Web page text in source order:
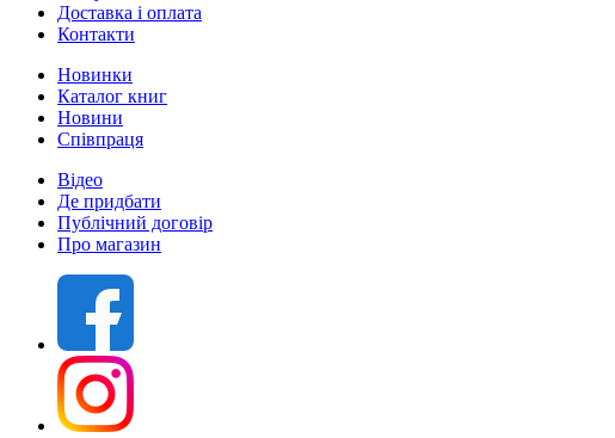
Доставка і оплата
Контакти
Новинки
Каталог книг
Новини
Співпраця
Відео
Де придбати
Публічний договір
Про магазин